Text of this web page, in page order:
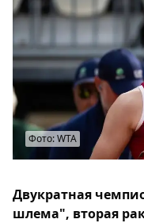
Фото: WTA
Двукратная
шлема", вторая